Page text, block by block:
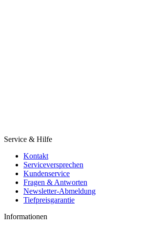
Service & Hilfe
Kontakt
Serviceversprechen
Kundenservice
Fragen & Antworten
Newsletter-Abmeldung
Tiefpreisgarantie
Informationen